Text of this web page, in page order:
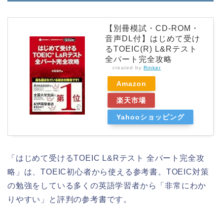
【別冊模試・CD-ROM・
音声DL付】はじめて受け
るTOEIC(R) L&Rテスト
全パート完全攻略
created by Rinker
Amazon
楽天市場
Yahooショッピング
「はじめて受けるTOEIC L&Rテスト 全パート完全攻
略」は、TOEIC初心者から使える参考書。TOEIC対策
の勉強をしている多くの英語学習者から「非常にわか
りやすい」と評判の参考書です。